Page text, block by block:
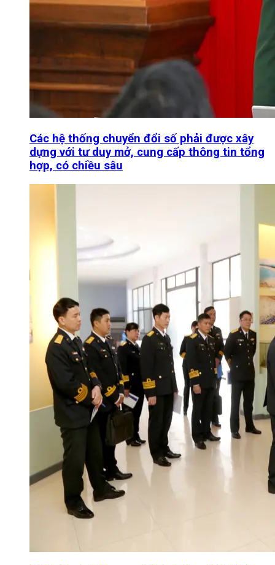
Các hệ thống chuyển đổi số phải được xây
dựng với tư duy mở, cung cấp thông tin tổng
hợp, có chiều sâu